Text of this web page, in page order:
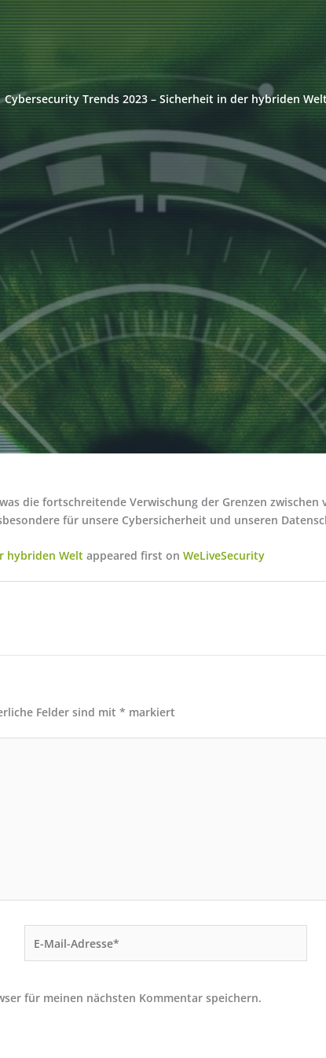
Cybersecurity Trends 2023 – Sicherheit in der hybriden
die fortschreitende Verwischung der Grenzen
für unsere Cybersicherheit und unseren
hybriden Welt appeared first on WeLiveSecurity
Felder sind mit * markiert
Mail-
für meinen nächsten Kommentar speichern.